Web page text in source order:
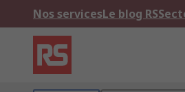
Nos servicesLe blog RS